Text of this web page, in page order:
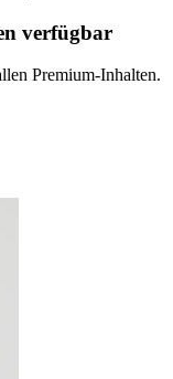
verfügbar
Premium-Inhalten.